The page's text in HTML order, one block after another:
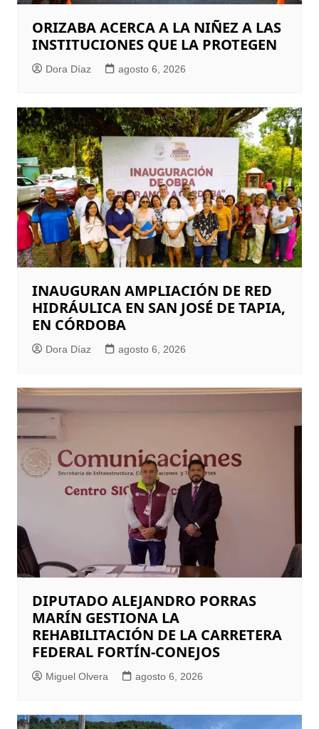
ORIZABA ACERCA A LA NIÑEZ A LAS
INSTITUCIONES QUE LA PROTEGEN
Dora Díaz agosto 6, 2026
INAUGURAN AMPLIACIÓN DE RED
HIDRÁULICA EN SAN JOSÉ DE TAPIA,
EN CÓRDOBA
Dora Díaz agosto 6, 2026
DIPUTADO ALEJANDRO PORRAS
MARÍN GESTIONA LA
REHABILITACIÓN DE LA CARRETERA
FEDERAL FORTÍN-CONEJOS
Miguel Olvera agosto 6, 2026